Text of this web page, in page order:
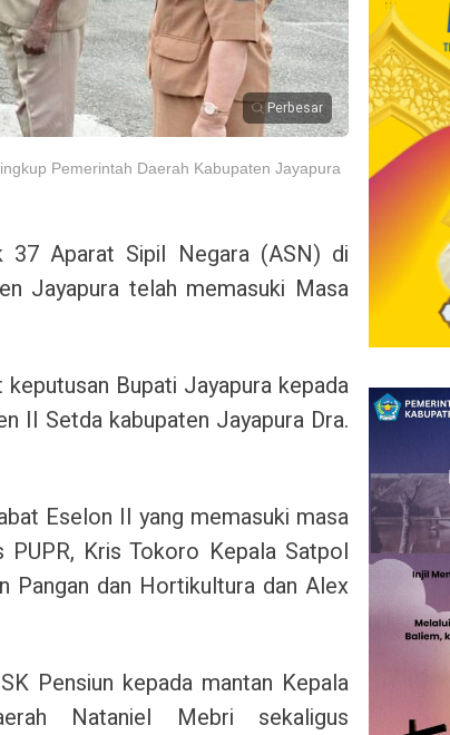
Perbesar
Pemerintah Daerah Kabupaten Jayapura
37 Aparat Sipil Negara (ASN) di
Jayapura telah memasuki Masa
Bupati Jayapura kepada
II Setda kabupaten Jayapura Dra.
Eselon II yang memasuki masa
PUPR, Kris Tokoro Kepala Satpol
Pangan dan Hortikultura dan Alex
Pensiun kepada mantan Kepala
Nataniel Mebri sekaligus